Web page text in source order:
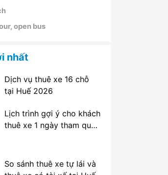
open bus
nhất
Dịch vụ thuê xe 16 chỗ
tại Huế 2026
Lịch trình gợi ý cho khách
thuê xe 1 ngày tham quan
So sánh thuê xe tự lái và